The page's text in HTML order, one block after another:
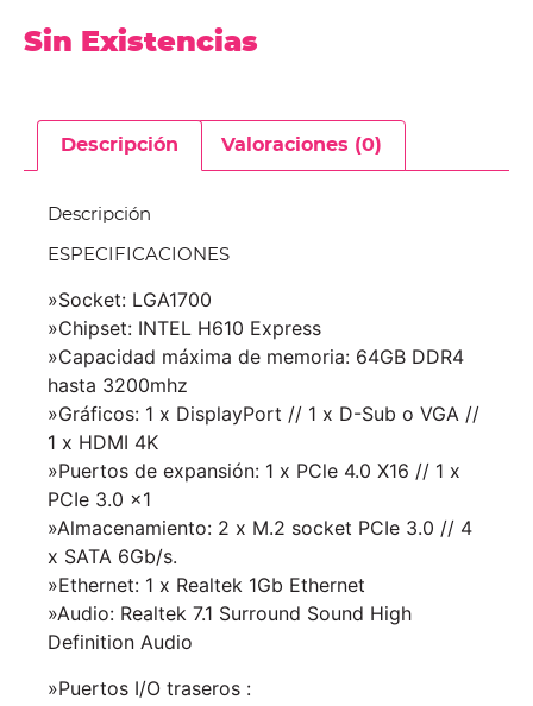
Sin Existencias
Descripción Valoraciones (0)
Descripción
ESPECIFICACIONES
»Socket: LGA1700
»Chipset: INTEL H610 Express
»Capacidad máxima de memoria: 64GB DDR4
hasta 3200mhz
»Gráficos: 1 x DisplayPort // 1 x D-Sub o VGA //
1 x HDMI 4K
»Puertos de expansión: 1 x PCle 4.0 X16 // 1 x
PCIe 3.0 x1
»Almacenamiento: 2 x M.2 socket PCIe 3.0 // 4
x SATA 6Gb/s.
»Ethernet: 1 x Realtek 1Gb Ethernet
»Audio: Realtek 7.1 Surround Sound High
Definition Audio
»Puertos I/O traseros :